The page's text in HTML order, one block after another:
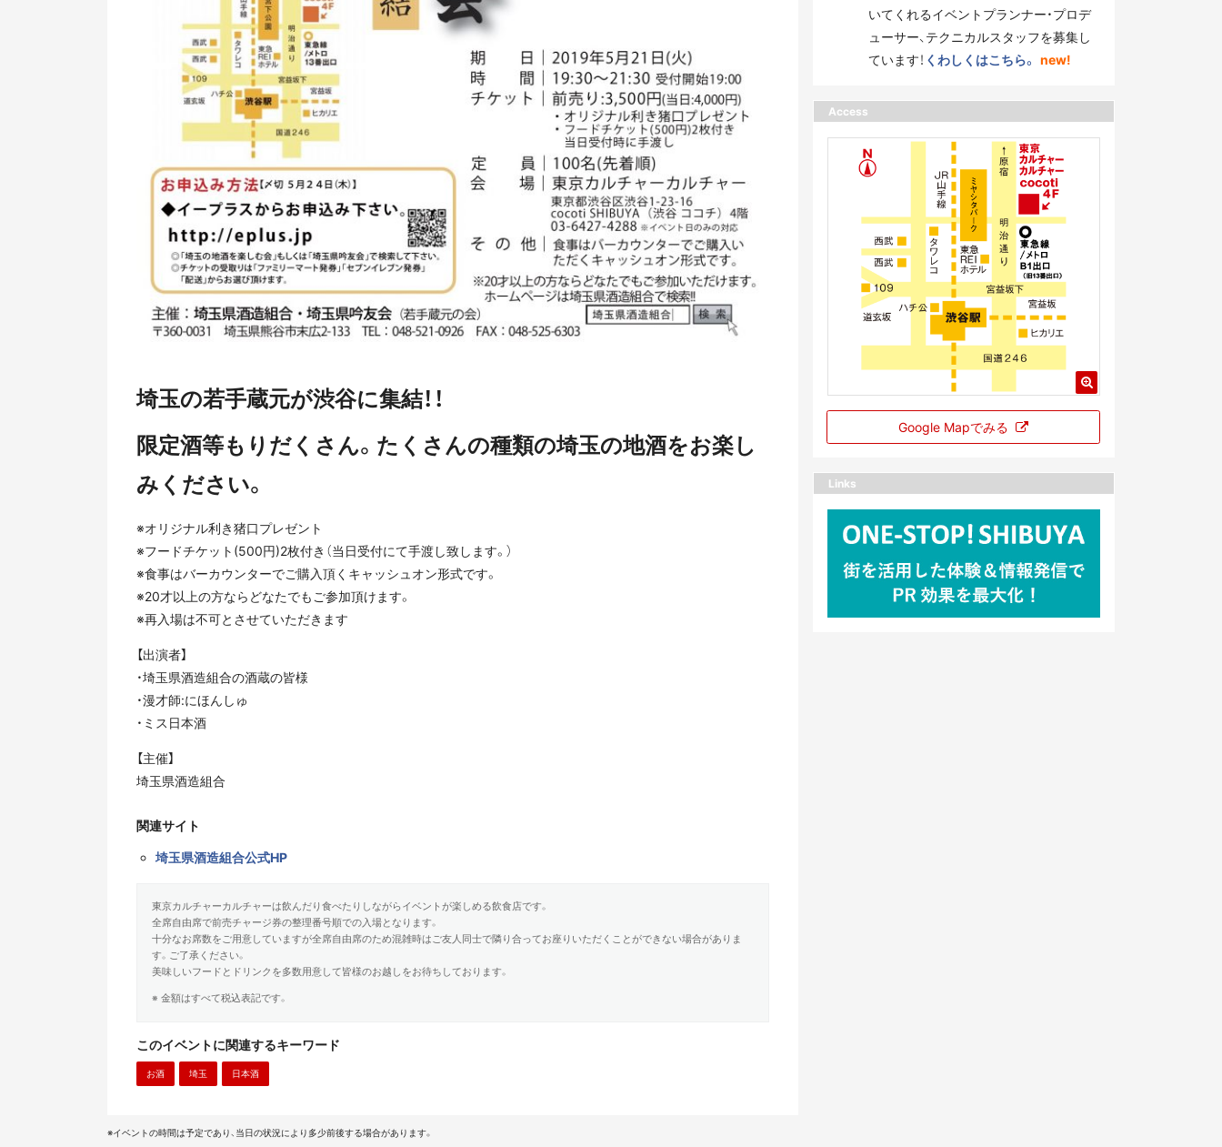
埼玉の若手蔵元が渋谷に集結！！
限定酒等もりだくさん。たくさんの種類の埼玉の地酒をお楽し
みください。
※オリジナル利き猪口プレゼント
※フードチケット(500円)2枚付き（当日受付にて手渡し致します。）
※食事はバーカウンターでご購入頂くキャッシュオン形式です。
※20才以上の方ならどなたでもご参加頂けます。
※再入場は不可とさせていただきます
【出演者】
・埼玉県酒造組合の酒蔵の皆様
・漫才師:にほんしゅ
・ミス日本酒
【主催】
埼玉県酒造組合
関連サイト
埼玉県酒造組合公式HP
東京カルチャーカルチャーは飲んだり食べたりしながらイベントが楽しめる飲食店です。
全席自由席で前売チャージ券の整理番号順での入場となります。
十分なお席数をご用意していますが全席自由席のため混雑時はご友人同士で隣り合ってお座りいただくことができない場合がありま
す。ご了承ください。
美味しいフードとドリンクを多数用意して皆様のお越しをお待ちしております。
※ 金額はすべて税込表記です。
このイベントに関連するキーワード
お酒 埼玉 日本酒
※イベントの時間は予定であり、当日の状況により多少前後する場合があります。
いてくれるイベントプランナー・プロデ
ューサー、テクニカルスタッフを募集し
ています！ くわしくはこちら。 new!
Access
Google Mapでみる
Links